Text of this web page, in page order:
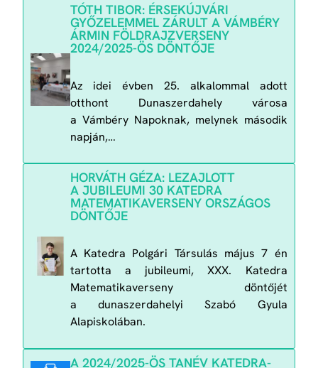
TÓTH TIBOR: ÉRSEKÚJVÁRI
GYŐZELEMMEL ZÁRULT A VÁMBÉRY
ÁRMIN FÖLDRAJZVERSENY
2024/2025-ÖS DÖNTŐJE
Az idei évben 25. alkalommal adott
otthont Dunaszerdahely városa
a Vámbéry Napoknak, melynek második
napján,…
HORVÁTH GÉZA: LEZAJLOTT
A JUBILEUMI 30 KATEDRA
MATEMATIKAVERSENY ORSZÁGOS
DÖNTŐJE
A Katedra Polgári Társulás május 7 én
tartotta a jubileumi, XXX. Katedra
Matematikaverseny döntőjét
a dunaszerdahelyi Szabó Gyula
Alapiskolában.
A 2024/2025-ÖS TANÉV KATEDRA-